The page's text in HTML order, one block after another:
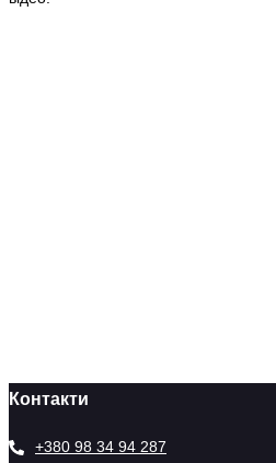
Контакти
+380 98 34 94 287